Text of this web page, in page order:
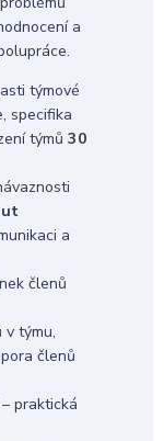
a
týmové
specifika
týmů 30
a
členů
v týmu,
členů
praktická